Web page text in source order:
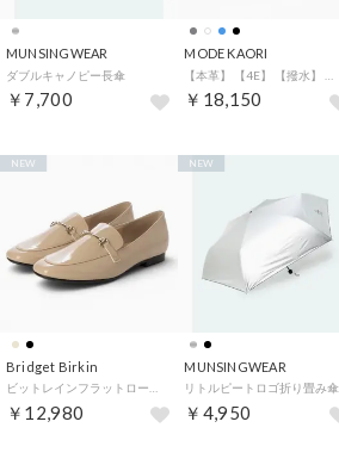
MUNSINGWEAR
ダブルキャノピー長傘
￥7,700
MODE KAORI
￥18,150
Bridget Birkin
￥12,980
NEW
MUNSINGWEAR
リトルピートロゴ折り畳み傘
￥4,950
NEW